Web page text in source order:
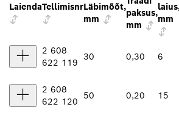
LaiendaTellimisnrLäbimõõt,
mm
paksus,
mm
mm
2 608
622 119
30 0,30 6
2 608
622 120
50 0,20 15